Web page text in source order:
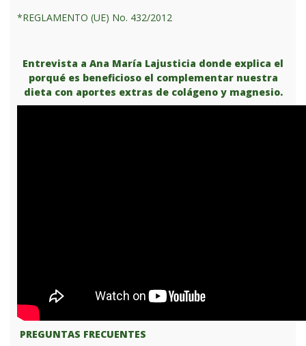
*REGLAMENTO (UE) No. 432/2012
Entrevista a Ana María Lajusticia donde explica el
porqué es beneficioso el complementar nuestra
dieta con aportes extras de colágeno y magnesio.
PREGUNTAS FRECUENTES